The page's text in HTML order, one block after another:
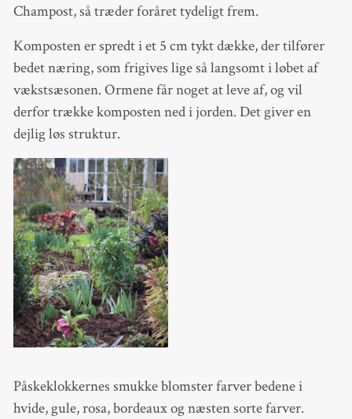
Champost, så træder foråret tydeligt frem.
Komposten er spredt i et 5 cm tykt dække, der tilfører
bedet næring, som frigives lige så langsomt i løbet af
vækstsæsonen. Ormene får noget at leve af, og vil
derfor trække komposten ned i jorden. Det giver en
dejlig løs struktur.
Påskeklokkernes smukke blomster farver bedene i
hvide, gule, rosa, bordeaux og næsten sorte farver.